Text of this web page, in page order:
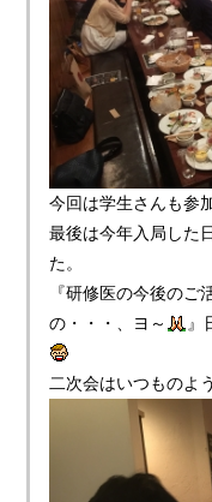
今回は学生さんも参
最後は今年入局した
た。
『研修医の今後のご
の・・・、ヨ～
』
二次会はいつものよ